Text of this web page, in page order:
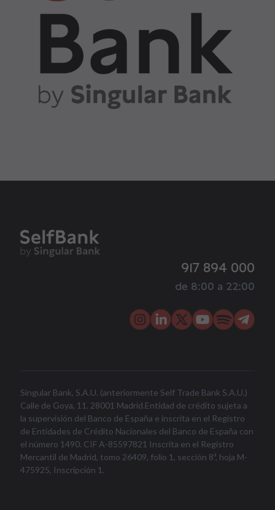
917 894 000
de 8:00 a 22:00
Singular Bank, S.A.U. (anteriormente Self Trade Bank S.A.U.)
Calle de Goya, 11. 28001 Madrid.Entidad de crédito sujeta a
la supervisión del Banco de España e inscrita en el Registro
de Entidades de Crédito Nacionales del Banco de España con
el número 1490. CIF A-85597821 Inscrita en el Registro
Mercantil de Madrid, tomo 26409, folio 1, sección 8ª, hoja M-
475925, Inscripción 1.